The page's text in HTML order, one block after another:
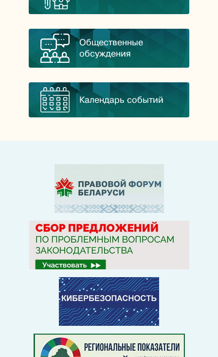
Общественные
обсуждения
Календарь событий